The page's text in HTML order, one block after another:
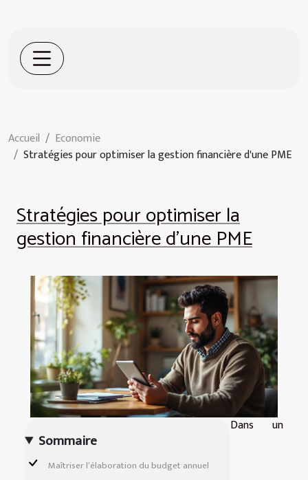
Accueil
Economie
Stratégies pour optimiser la gestion financière d'une PME
Stratégies pour optimiser la
gestion financière d'une PME
Sommaire
Maîtriser l’élaboration du budget annuel
Dans un